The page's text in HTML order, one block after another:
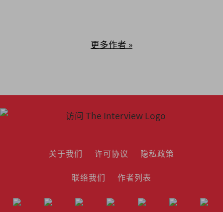
更多作者 »
关于我们 许可协议
隐私政策
联络我们
作者列表